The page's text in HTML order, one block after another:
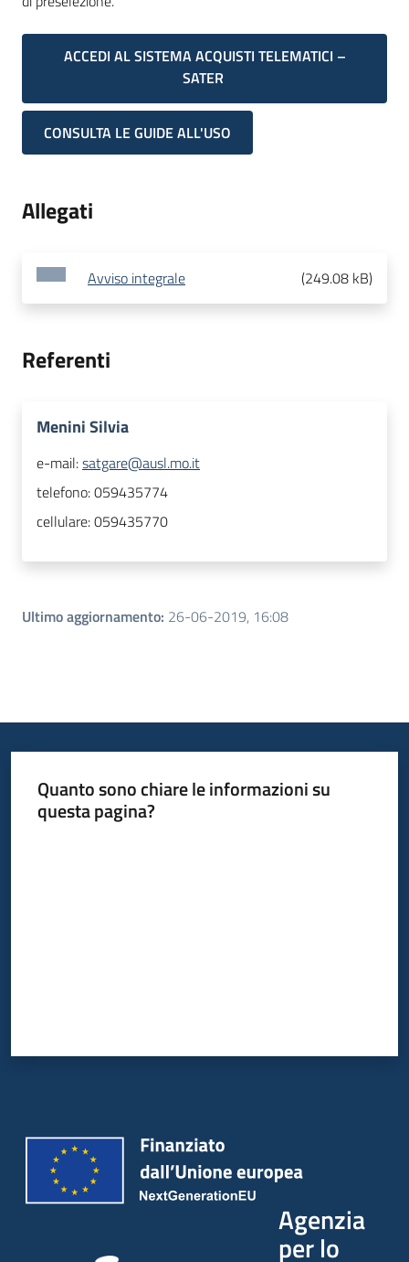
ACCEDI AL SISTEMA ACQUISTI TELEMATICI –
SATER
CONSULTA LE GUIDE ALL'USO
Allegati
Avviso integrale (249.08 kB)
Referenti
Menini Silvia
e-mail:satgare@ausl.mo.it
telefono:059435774
cellulare:059435770
Ultimo aggiornamento: 26-06-2019, 16:08
Quanto sono chiare le informazioni su
questa pagina?
Agenzia
per lo